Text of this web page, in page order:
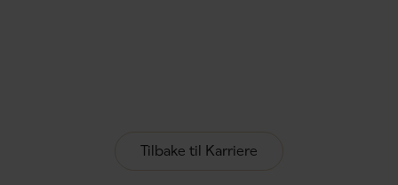
Tilbake til Karriere